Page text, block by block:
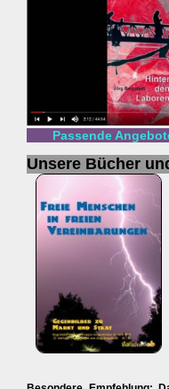
Passende
Unsere Bücher